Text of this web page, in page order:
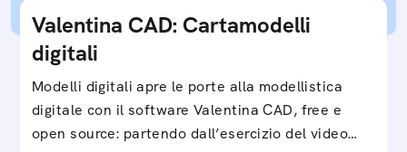
Valentina CAD: Cartamodelli
digitali
Modelli digitali apre le porte alla modellistica
digitale con il software Valentina CAD, free e
open source: partendo dall’esercizio del video…